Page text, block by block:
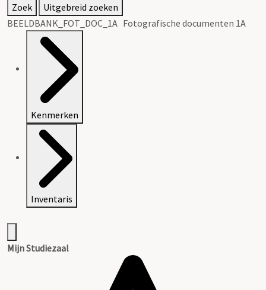
Zoek
Uitgebreid zoeken
BEELDBANK_FOT_DOC_1A Fotografische documenten 1A
Kenmerken
Inventaris
Mijn Studiezaal